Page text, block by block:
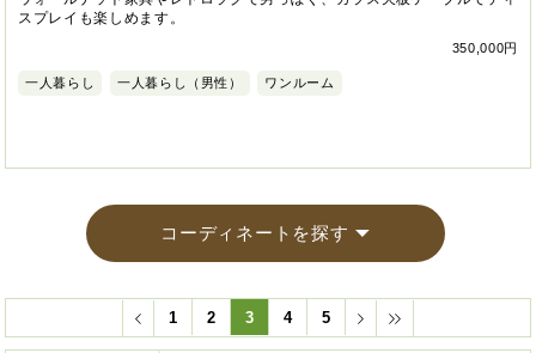
スプレイも楽しめます。
350,000円
一人暮らし 一人暮らし（男性） ワンルーム
コーディネートを探す
1 2 3 4 5